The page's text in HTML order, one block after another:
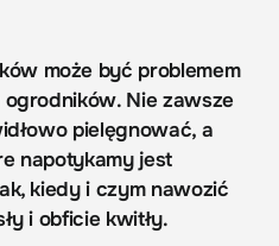
może być problemem
Nie zawsze
pielęgnować, a
napotykamy jest
kiedy i czym nawozić
i obficie kwitły.